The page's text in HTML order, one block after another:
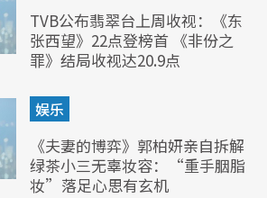
TVB公布翡翠台上周收视：《东
张西望》22点登榜首 《非份之
罪》结局收视达20.9点
娱乐
《夫妻的博弈》郭柏妍亲自拆解
绿茶小三无辜妆容：“重手胭脂
妆”落足心思有玄机